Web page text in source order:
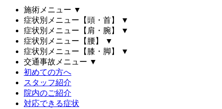
施術メニュー ▼
症状別メニュー【頭・首】
▼
症状別メニュー【肩・腕】
▼
症状別メニュー【腰】
▼
症状別メニュー【膝・脚】
▼
交通事故メニュー ▼
初めての方へ
スタッフ紹介
院内のご紹介
対応できる症状